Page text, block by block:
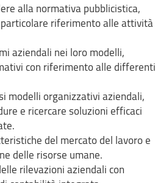
alla normativa pubblicistica,
riferimento alle attività
aziendali nei loro modelli,
con riferimento alle differenti
modelli organizzativi aziendali,
e ricercare soluzioni efficaci
del mercato del lavoro e
delle risorse umane.
rilevazioni aziendali con